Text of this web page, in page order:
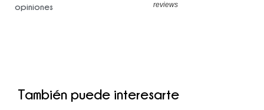
opiniones
reviews
También puede interesarte